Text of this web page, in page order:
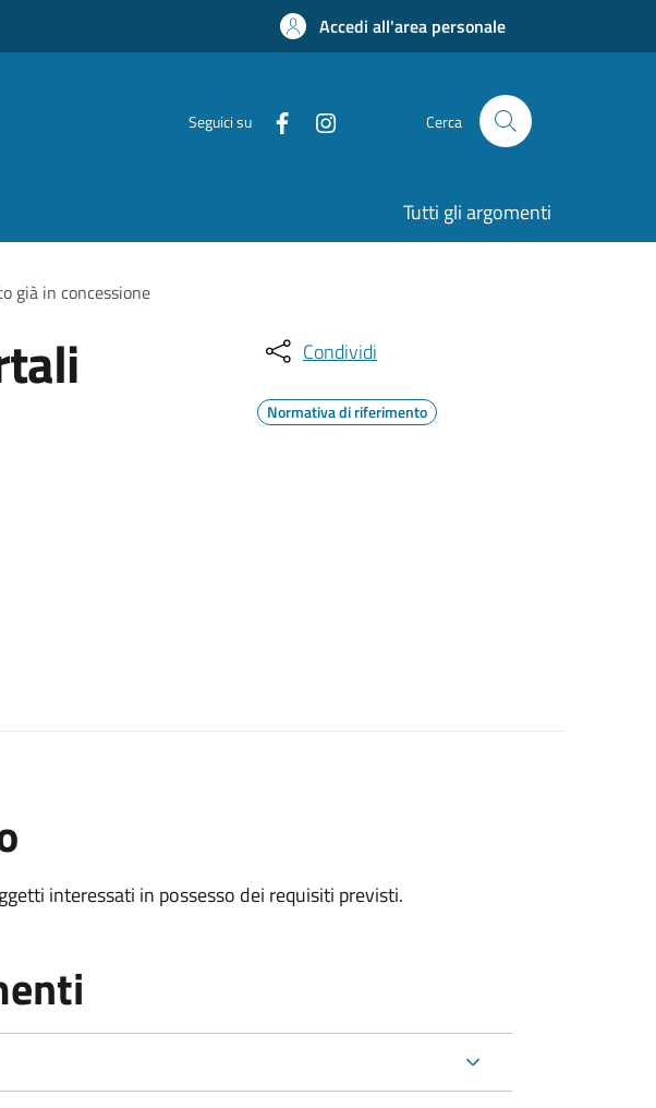
Accedi all'area personale
Seguici su Cerca
Tutti gli argomenti
già in concessione
Condividi
Normativa di riferimento
interessati in possesso dei requisiti previsti.